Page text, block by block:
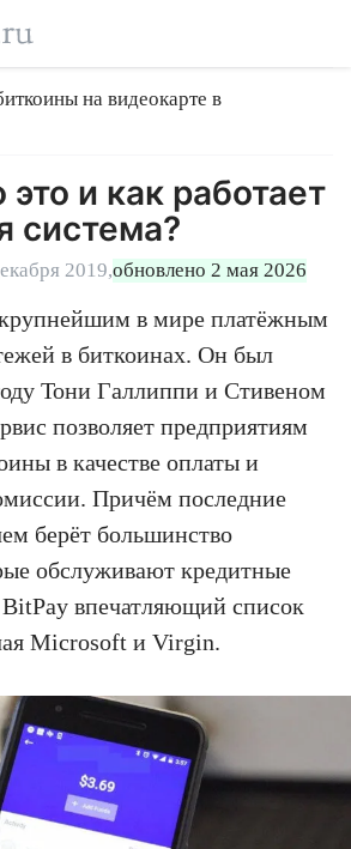
на видеокарте в
это и как работает
система?
2019,обновлено 2 мая 2026
крупнейшим в мире платёжным
в биткоинах. Он был
Тони Галлиппи и Стивеном
позволяет предприятиям
в качестве оплаты и
Причём последние
берёт большинство
обслуживают кредитные
впечатляющий список
Microsoft и Virgin.